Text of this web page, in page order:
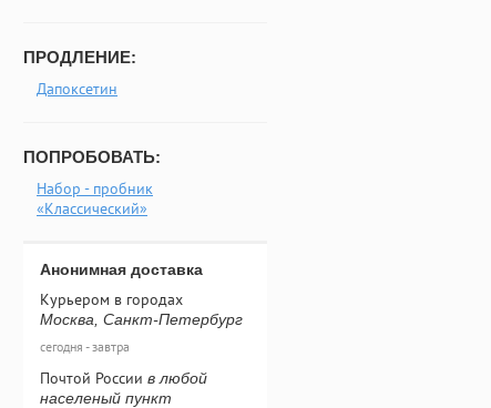
ПРОДЛЕНИЕ:
Дапоксетин
ПОПРОБОВАТЬ:
Набор - пробник
«Классический»
Анонимная доставка
Курьером в городах
Москва, Санкт-Петербург
сегодня - завтра
Почтой России в любой
населеный пункт